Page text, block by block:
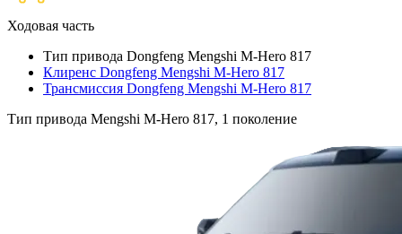
Ходовая часть
Тип привода Dongfeng Mengshi M-Hero 817
Клиренс Dongfeng Mengshi M-Hero 817
Трансмиссия Dongfeng Mengshi M-Hero 817
Тип привода Mengshi M-Hero 817, 1 поколение